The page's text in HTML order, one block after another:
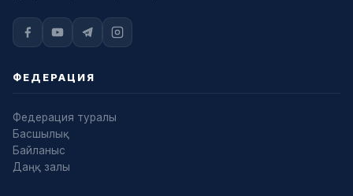
ФЕДЕРАЦИЯ
Федерация туралы
Басшылық
Байланыс
Даңқ залы